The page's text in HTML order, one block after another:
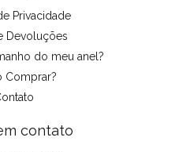
Privacidade
Devoluções
do meu anel?
Comprar?
contato